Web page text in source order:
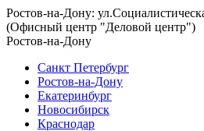
Ростов-на-Дону:
(Офисный центр "Деловой центр")
Ростов-на-Дону
Санкт Петербург
Ростов-на-Дону
Екатеринбург
Новосибирск
Краснодар